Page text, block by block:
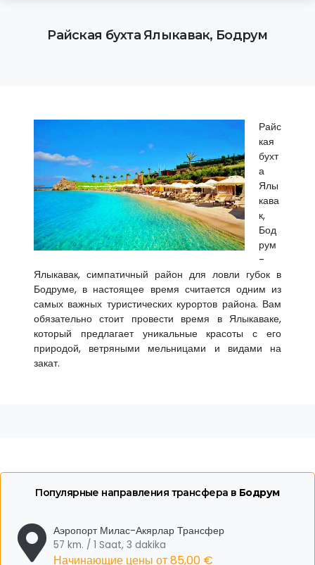
Райская бухта Ялыкавак, Бодрум
Райс
кая
бухт
а
Ялы
кава
к,
Бод
рум
-
Ялыкавак, симпатичный район для ловли губок в
Бодруме, в настоящее время считается одним из
самых важных туристических курортов района. Вам
обязательно стоит провести время в Ялыкаваке,
который предлагает уникальные красоты с его
природой, ветряными мельницами и видами на
закат.
Популярные направления трансфера в Бодрум
Аэропорт Милас-Акярлар Трансфер
57 km. / 1 Saat, 3 dakika
Начинающие цены от85,00 €